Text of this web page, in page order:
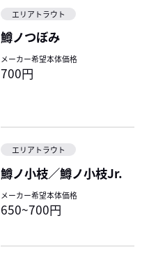
エリアトラウト
鱒ノつぼみ
メーカー希望本体価格
700円
エリアトラウト
鱒ノ小枝／鱒ノ小枝Jr.
メーカー希望本体価格
650~700円